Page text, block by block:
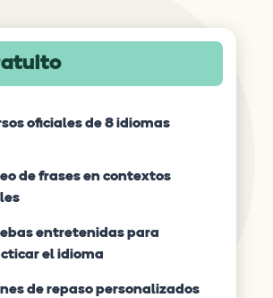
oficiales de 8 idiomas
de frases en contextos
entretenidas para
el idioma
de repaso personalizados